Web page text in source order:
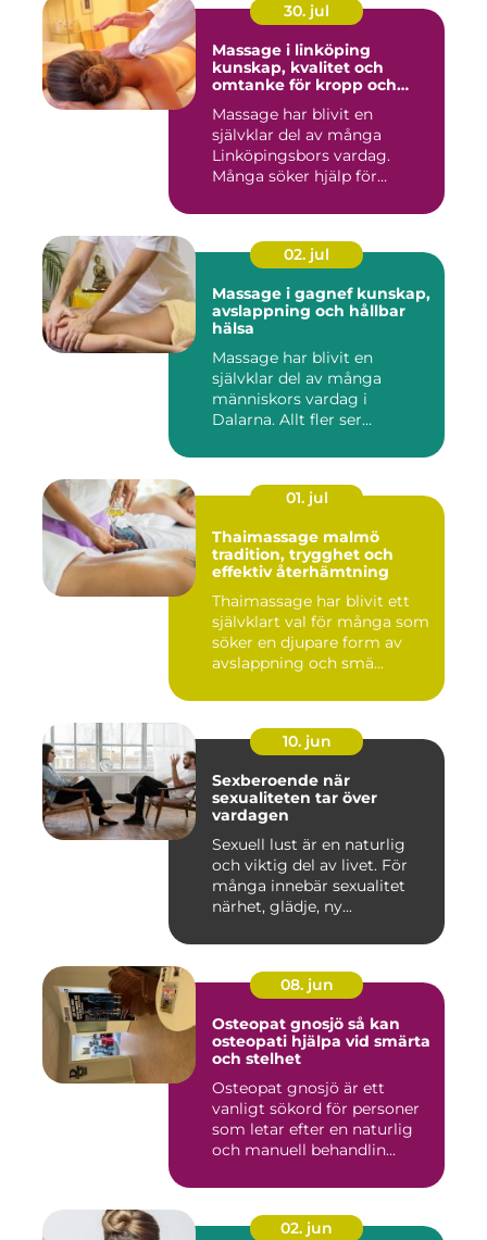
30. jul
Massage i linköping
kunskap, kvalitet och
omtanke för kropp och
Massage har blivit en
självklar del av många
Linköpingsbors vardag.
Många söker hjälp för
02. jul
Massage i gagnef kunskap,
avslappning och hållbar
hälsa
Massage har blivit en
självklar del av många
människors vardag i
Dalarna. Allt fler ser
01. jul
Thaimassage malmö
tradition, trygghet och
effektiv återhämtning
Thaimassage har blivit ett
självklart val för många som
söker en djupare form av
avslappning och smä...
10. jun
Sexberoende när
sexualiteten tar över
vardagen
Sexuell lust är en naturlig
och viktig del av livet. För
många innebär sexualitet
närhet, glädje, ny...
08. jun
Osteopat gnosjö så kan
osteopati hjälpa vid smärta
och stelhet
Osteopat gnosjö är ett
vanligt sökord för personer
som letar efter en naturlig
och manuell behandlin...
02. jun